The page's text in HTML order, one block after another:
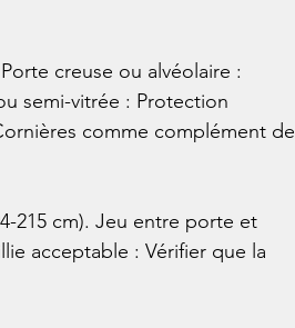
creuse ou alvéolaire :
semi-vitrée : Protection
comme complément de
215 cm). Jeu entre porte et
acceptable : Vérifier que la